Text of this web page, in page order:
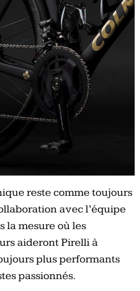
reste comme toujours
avec l’équipe
la mesure où les
aideront Pirelli à
plus performants
passionnés.